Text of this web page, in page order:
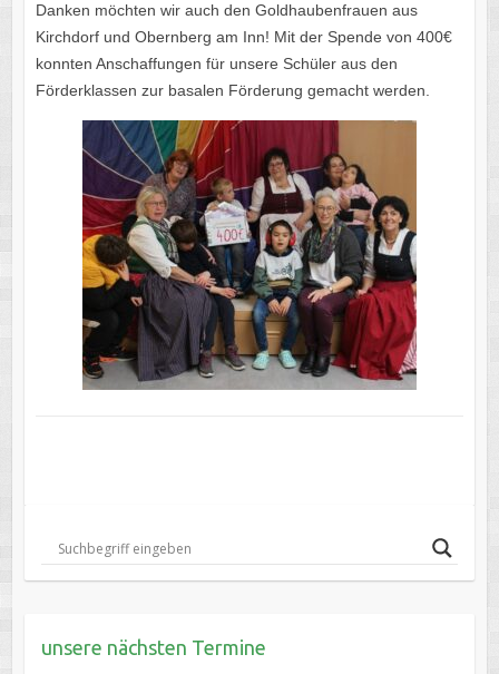
Danken möchten wir auch den Goldhaubenfrauen aus
Kirchdorf und Obernberg am Inn! Mit der Spende von 400€
konnten Anschaffungen für unsere Schüler aus den
Förderklassen zur basalen Förderung gemacht werden.
unsere nächsten Termine